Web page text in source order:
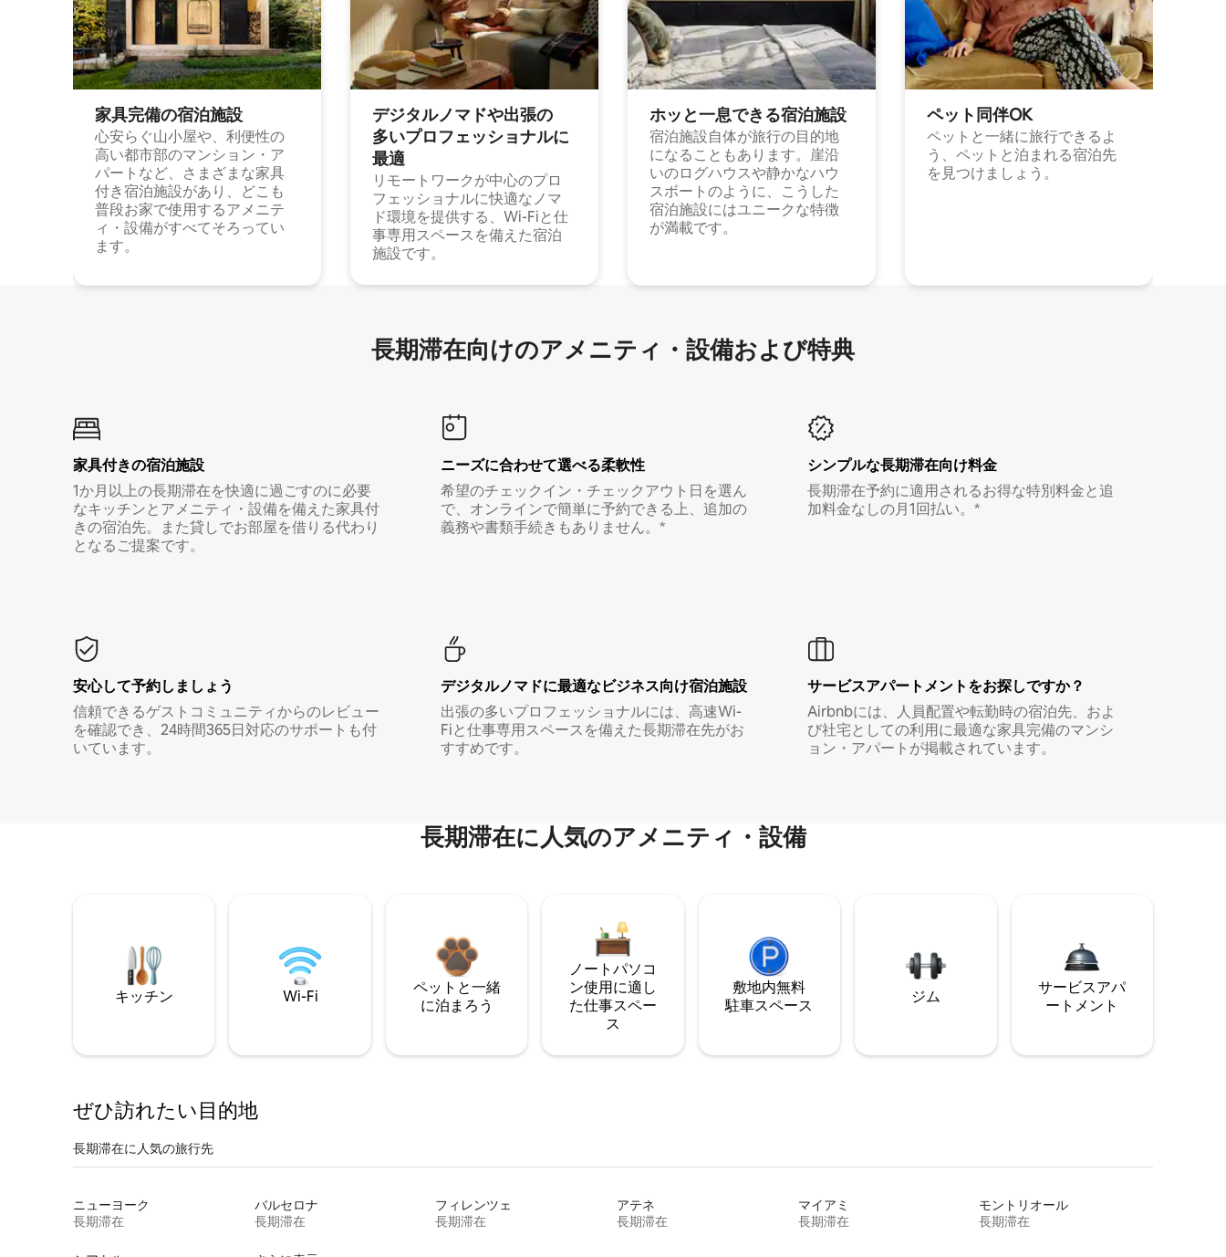
家具完備の宿⁠泊⁠施⁠設
心安らぐ山小屋や、利便性の
高い都市部のマンション・ア
パートなど、さまざまな家具
付き宿泊施設があり、どこも
普段お家で使用するアメニテ
ィ・設備がすべてそろってい
ます。
デジタルノマドや出⁠張⁠の
多⁠いプ⁠ロ⁠フ⁠ェ⁠ッ⁠シ⁠ョ⁠ナ⁠ル⁠に
最⁠適
リモートワークが中心のプロ
フェッショナルに快適なノマ
ド環境を提供する、Wi-Fiと仕
事専用スペースを備えた宿泊
施設です。
ホッと一⁠息⁠で⁠き⁠る宿⁠泊施⁠設
宿泊施設自体が旅行の目的地
になることもあります。崖沿
いのログハウスや静かなハウ
スボートのように、こうした
宿泊施設にはユニークな特徴
が満載です。
ペット同⁠伴OK
ペットと一緒に旅行できるよ
う、ペットと泊まれる宿泊先
を見つけましょう。
長期滞在向け⁠のア⁠メ⁠ニ⁠テ⁠ィ⁠・設⁠備⁠および特⁠典
家具付き⁠の宿⁠泊⁠施⁠設
1か月以上の長期滞在を快適に過ごすのに必要
なキッチンとアメニティ・設備を備えた家具付
きの宿泊先。また貸しでお部屋を借りる代わり
となるご提案です。
ニーズに合わせて選べる柔軟性
希望のチェックイン・チェックアウト日を選ん
で、オンラインで簡単に予約できる上、追加の
義務や書類手続きもありません。*
シンプルな長期滞在向け料金
長期滞在予約に適用されるお得な特別料金と追
加料金なしの月1回払い。*
安心して予約しましょう
信頼できるゲストコミュニティからのレビュー
を確認でき、24時間365日対応のサポートも付
いています。
デジタルノマド⁠に最⁠適⁠なビ⁠ジ⁠ネ⁠ス⁠向⁠け宿⁠泊⁠施⁠設
出張の多いプロフェッショナルには、高速Wi-
Fiと仕事専用スペースを備えた長期滞在先がお
すすめです。
サービスアパートメントをお探しですか？
Airbnbには、人員配置や転勤時の宿泊先、およ
び社宅としての利用に最適な家具完備のマンシ
ョン・アパートが掲載されています。
長期滞在に人気のアメニティ・設備
キッチン Wi-Fi
ペットと一緒
に泊まろう
ノートパソコ
ン使用に適し
た仕事スペー
ス
敷地内無料
駐⁠車ス⁠ペ⁠ー⁠ス
ジム
サービスアパ
ートメント
ぜひ訪⁠れ⁠た⁠い目⁠的⁠地
長期滞在に人気の旅行先
ニューヨーク
長期滞在
バルセロナ
長期滞在
フィレンツェ
長期滞在
アテネ
長期滞在
マイアミ
長期滞在
モントリオール
長期滞在